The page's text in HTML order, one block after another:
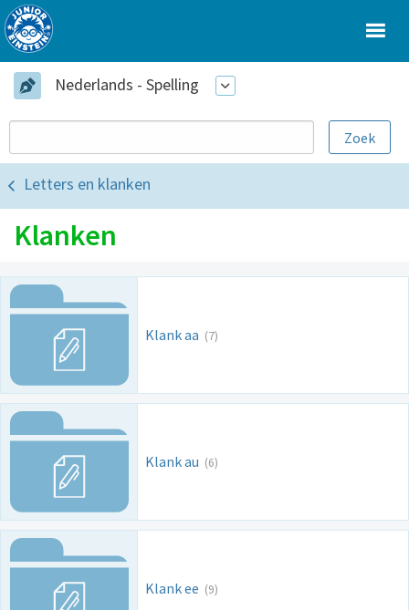
Nederlands - Spelling
Letters en klanken
Klanken
Klank aa (7)
Klank au (6)
Klank ee (9)